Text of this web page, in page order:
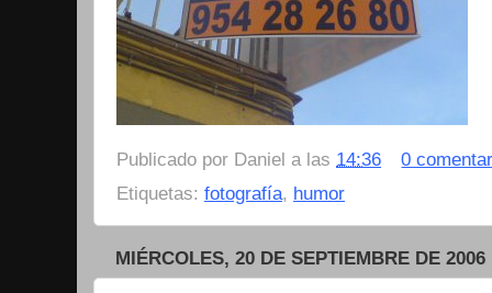
Publicado por Daniel a las 14:36
0
Etiquetas: fotografía, humor
MIÉRCOLES, 20 DE SEPTIEMBRE DE 2006